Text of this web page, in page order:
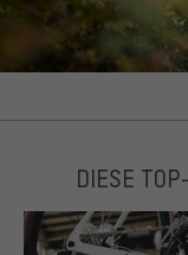
DIESE